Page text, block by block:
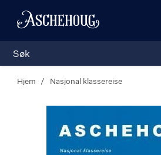
Hjem Nasjonal klassereise